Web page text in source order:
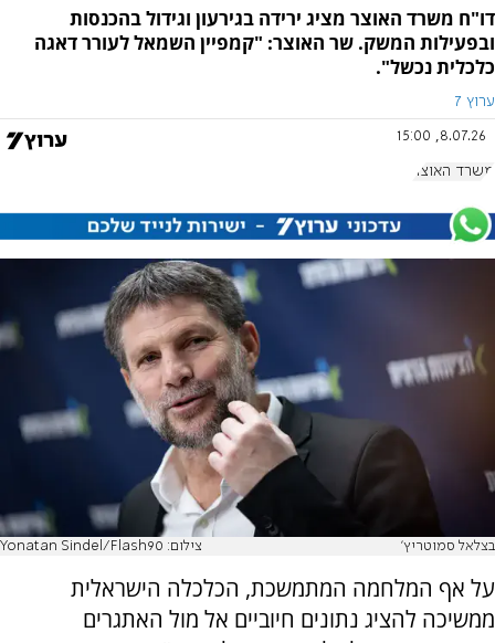
דו"ח משרד האוצר מציג ירידה בגירעון וגידול בהכנסות
ובפעילות המשק. שר האוצר: "קמפיין השמאל לעורר דאגה
כלכלית נכשל".
ערוץ 7
8.07.26, 15:00
משרד האוצר
בצלאל סמוטריץ' צילום: Yonatan Sindel/Flash90
על אף המלחמה המתמשכת, הכלכלה הישראלית
ממשיכה להציג נתונים חיוביים אל מול האתגרים